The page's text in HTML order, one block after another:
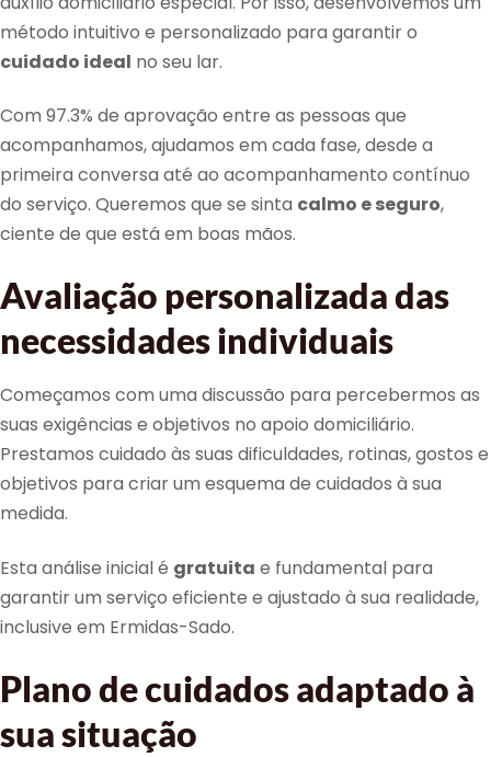
método intuitivo e personalizado para garantir o
cuidado ideal no seu lar.
Com 97.3% de aprovação entre as pessoas que
acompanhamos, ajudamos em cada fase, desde a
primeira conversa até ao acompanhamento contínuo
do serviço. Queremos que se sinta calmo e seguro,
ciente de que está em boas mãos.
Avaliação personalizada das
necessidades individuais
Começamos com uma discussão para percebermos as
suas exigências e objetivos no apoio domiciliário.
Prestamos cuidado às suas dificuldades, rotinas, gostos e
objetivos para criar um esquema de cuidados à sua
medida.
Esta análise inicial é gratuita e fundamental para
garantir um serviço eficiente e ajustado à sua realidade,
inclusive em Ermidas-Sado.
Plano de cuidados adaptado à
sua situação